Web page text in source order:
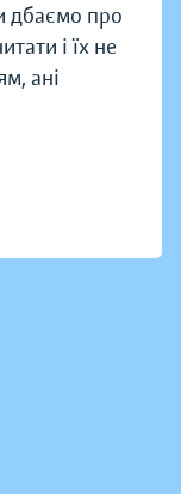
дбаємо про
і їх не
ані